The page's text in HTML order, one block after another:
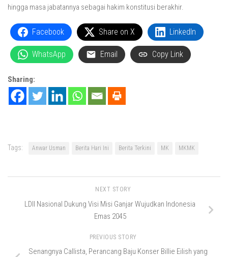
hingga masa jabatannya sebagai hakim konstitusi berakhir.
Facebook Share on X LinkedIn
WhatsApp Email Copy Link
Sharing:
Tags: Anwar Usman Berita Hari Ini Berita Terkini MK MKMK
NEXT STORY
LDII Nasional Dukung Visi Misi Ganjar Wujudkan Indonesia
Emas 2045
PREVIOUS STORY
Senangnya Callista, Perancang Baju Konser Billie Eilish yang